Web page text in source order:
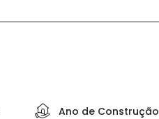
Ano de Construção